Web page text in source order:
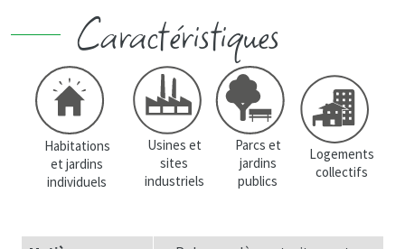
Caractéristiques
Habitations
et jardins
individuels
Usines et
sites
industriels
Parcs et
jardins
publics
Logements
collectifs